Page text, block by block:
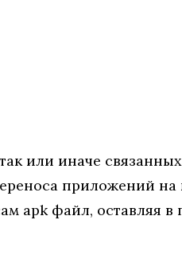
или иначе
приложений на
apk файл, оставляя